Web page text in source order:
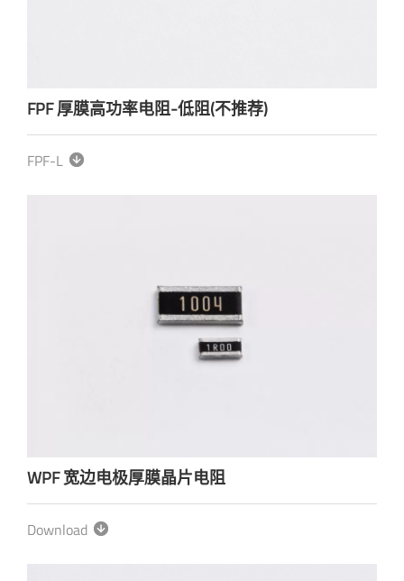
FPF 厚膜高功率电阻-低阻(不推荐)
FPF-L
WPF 宽边电极厚膜晶片电阻
Download